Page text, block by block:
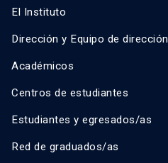
El Instituto
Dirección y Equipo de dirección
Académicos
Centros de estudiantes
Estudiantes y egresados/as
Red de graduados/as